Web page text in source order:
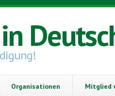
Organisationen Mitglied